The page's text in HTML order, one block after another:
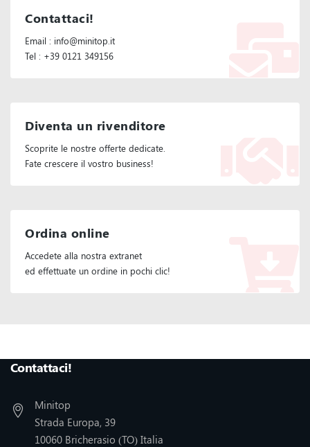
Contattaci!
Email : info@minitop.it
Tel : +39 0121 349156
Diventa un rivenditore
Scoprite le nostre offerte dedicate.
Fate crescere il vostro business!
Ordina online
Accedete alla nostra extranet
ed effettuate un ordine in pochi clic!
Contattaci!
Minitop
Strada Europa, 39
10060 Bricherasio (TO) Italia